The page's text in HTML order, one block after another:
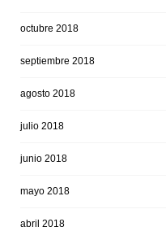
octubre 2018
septiembre 2018
agosto 2018
julio 2018
junio 2018
mayo 2018
abril 2018